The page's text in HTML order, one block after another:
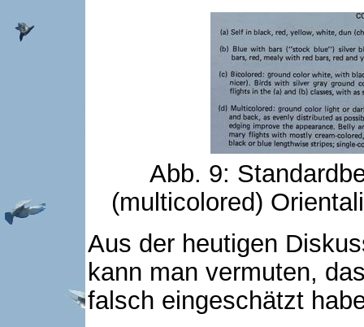
Abb. 9:
(multicolored)
Aus der heutigen
kann man vermuten,
falsch eingeschätzt